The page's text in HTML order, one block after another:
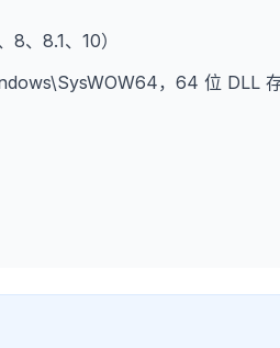
、8.1、10）
，64 位 DLL